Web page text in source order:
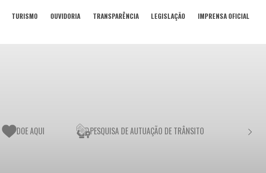
TURISMO OUVIDORIA TRANSPARÊNCIA LEGISLAÇÃO IMPRENSA OFICIAL
DOE AQUI PESQUISA DE AUTUAÇÃO DE TRÂNSITO